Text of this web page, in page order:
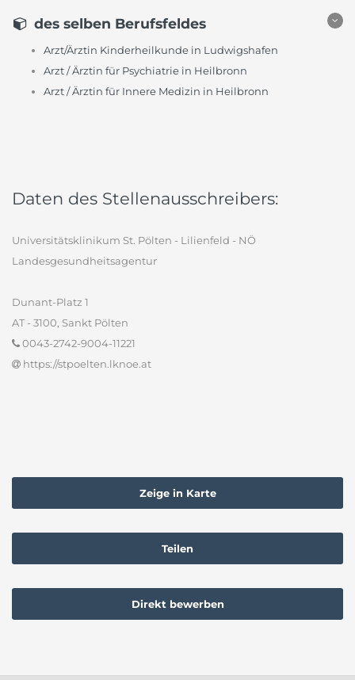
des selben Berufsfeldes
Arzt/Ärztin Kinderheilkunde in Ludwigshafen
Arzt / Ärztin für Psychiatrie in Heilbronn
Arzt / Ärztin für Innere Medizin in Heilbronn
Daten des Stellenausschreibers:
Universitätsklinikum St. Pölten - Lilienfeld - NÖ
Landesgesundheitsagentur
Dunant-Platz 1
AT - 3100, Sankt Pölten
0043-2742-9004-11221
https://stpoelten.lknoe.at
Zeige in Karte
Teilen
Direkt bewerben